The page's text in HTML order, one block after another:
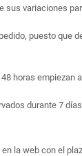
variaciones
puesto que
horas
durante 7
la web con el